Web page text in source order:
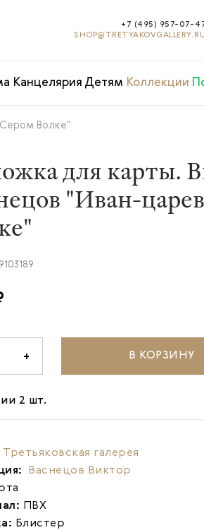
+7 (495) 957-07-
Канцелярия Детям Коллекции
Волке"
для карты.
"Иван-
9103189
+ В КОРЗИНУ
2 шт.
Третьяковская галерея
Васнецов Виктор
ПВХ
Блистер